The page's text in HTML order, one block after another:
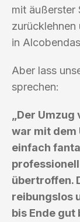
mit äußerster
zurücklehnen
in
Aber lass
sprechen:
„Der
war mit dem
einfach
übertroffen.
reibungslos
bis Ende gut